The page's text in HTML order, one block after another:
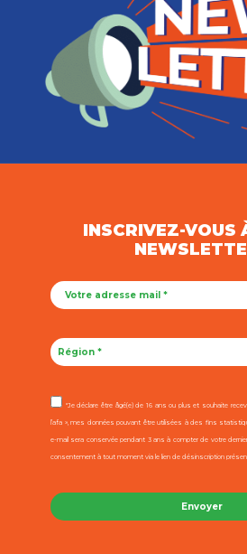
INSCRIVEZ-VOUS
"Je déclare être âgé(e) de 16 ans ou plus et souhaite
l’afa », mes données pouvant être utilisées à des fins
e-mail sera conservée pendant 3 ans à compter de votre
consentement à tout moment via le lien de désinscription